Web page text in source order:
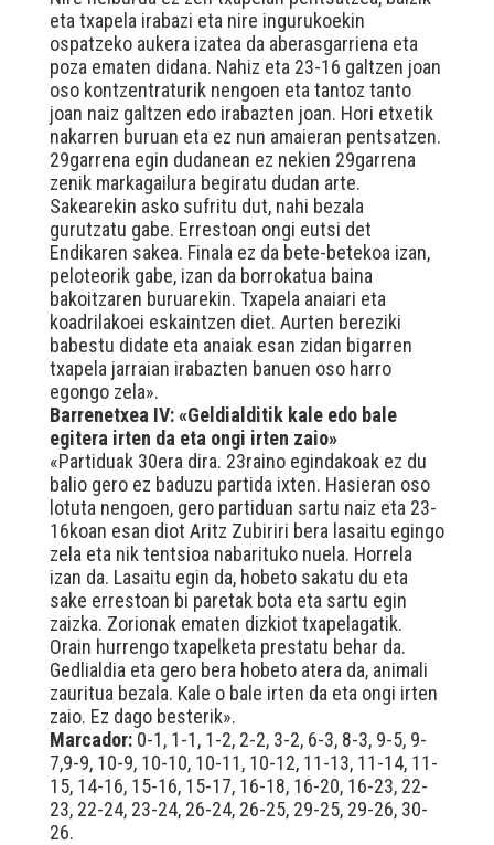
eta txapela irabazi eta nire ingurukoekin
ospatzeko aukera izatea da aberasgarriena eta
poza ematen didana. Nahiz eta 23-16 galtzen joan
oso kontzentraturik nengoen eta tantoz tanto
joan naiz galtzen edo irabazten joan. Hori etxetik
nakarren buruan eta ez nun amaieran pentsatzen.
29garrena egin dudanean ez nekien 29garrena
zenik markagailura begiratu dudan arte.
Sakearekin asko sufritu dut, nahi bezala
gurutzatu gabe. Errestoan ongi eutsi det
Endikaren sakea. Finala ez da bete-betekoa izan,
peloteorik gabe, izan da borrokatua baina
bakoitzaren buruarekin. Txapela anaiari eta
koadrilakoei eskaintzen diet. Aurten bereziki
babestu didate eta anaiak esan zidan bigarren
txapela jarraian irabazten banuen oso harro
egongo zela».
Barrenetxea IV: «Geldialditik kale edo bale
egitera irten da eta ongi irten zaio»
«Partiduak 30era dira. 23raino egindakoak ez du
balio gero ez baduzu partida ixten. Hasieran oso
lotuta nengoen, gero partiduan sartu naiz eta 23-
16koan esan diot Aritz Zubiriri bera lasaitu egingo
zela eta nik tentsioa nabarituko nuela. Horrela
izan da. Lasaitu egin da, hobeto sakatu du eta
sake errestoan bi paretak bota eta sartu egin
zaizka. Zorionak ematen dizkiot txapelagatik.
Orain hurrengo txapelketa prestatu behar da.
Gedlialdia eta gero bera hobeto atera da, animali
zauritua bezala. Kale o bale irten da eta ongi irten
zaio. Ez dago besterik».
Marcador: 0-1, 1-1, 1-2, 2-2, 3-2, 6-3, 8-3, 9-5, 9-
7,9-9, 10-9, 10-10, 10-11, 10-12, 11-13, 11-14, 11-
15, 14-16, 15-16, 15-17, 16-18, 16-20, 16-23, 22-
23, 22-24, 23-24, 26-24, 26-25, 29-25, 29-26, 30-
26.